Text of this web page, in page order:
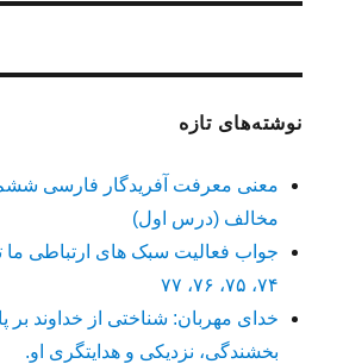
نوشته‌های تازه
معنی معرفت آفریدگار فارسی ششم
مخالف (درس اول)
۷۴، ۷۵، ۷۶، ۷۷
خدای مهربان: شناختی از خداوند بر
بخشندگی، نزدیکی و هدایتگری او.